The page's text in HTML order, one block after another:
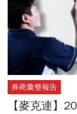
券商彙整報告
【麥克連】